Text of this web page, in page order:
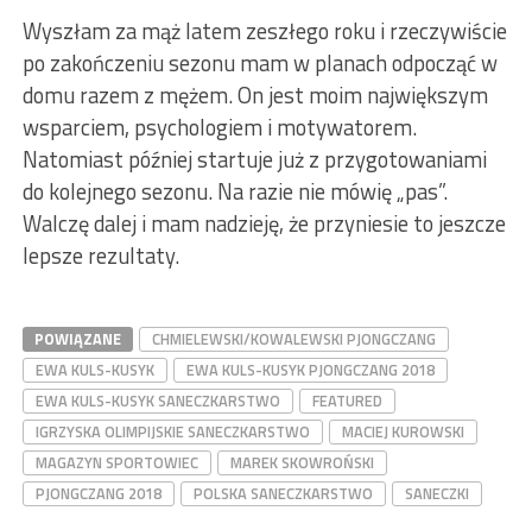
Wyszłam za mąż latem zeszłego roku i rzeczywiście
po zakończeniu sezonu mam w planach odpocząć w
domu razem z mężem. On jest moim największym
wsparciem, psychologiem i motywatorem.
Natomiast później startuje już z przygotowaniami
do kolejnego sezonu. Na razie nie mówię „pas”.
Walczę dalej i mam nadzieję, że przyniesie to jeszcze
lepsze rezultaty.
POWIĄZANE
CHMIELEWSKI/KOWALEWSKI PJONGCZANG
EWA KULS-KUSYK
EWA KULS-KUSYK PJONGCZANG 2018
EWA KULS-KUSYK SANECZKARSTWO
FEATURED
IGRZYSKA OLIMPIJSKIE SANECZKARSTWO
MACIEJ KUROWSKI
MAGAZYN SPORTOWIEC
MAREK SKOWROŃSKI
PJONGCZANG 2018
POLSKA SANECZKARSTWO SANECZKI